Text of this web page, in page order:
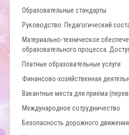
Образовательные стандарты
Руководство. Педагогический
Материально-техническое
образовательного процесса.
Платные образовательные услуги
Финансово-хозяйственная
Вакантные места для приёма
Международное сотрудничество
Безопасность дорожного движения